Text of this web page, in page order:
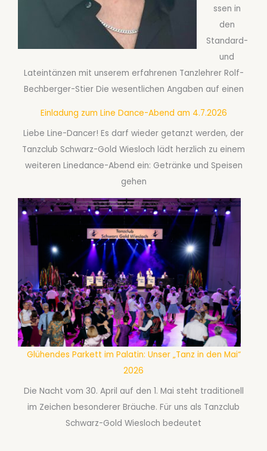
ssen in
den
Standard-
und
Lateintänzen mit unserem erfahrenen Tanzlehrer Rolf-
Bechberger-Stier Die wesentlichen Angaben auf einen
Einladung zum Line Dance-Abend am 4.7.2026
Liebe Line-Dancer! Es darf wieder getanzt werden, der
Tanzclub Schwarz-Gold Wiesloch lädt herzlich zu einem
weiteren Linedance-Abend ein: Getränke und Speisen
gehen
Glühendes Parkett im Palatin: Unser „Tanz in den Mai“
2026
Die Nacht vom 30. April auf den 1. Mai steht traditionell
im Zeichen besonderer Bräuche. Für uns als Tanzclub
Schwarz-Gold Wiesloch bedeutet